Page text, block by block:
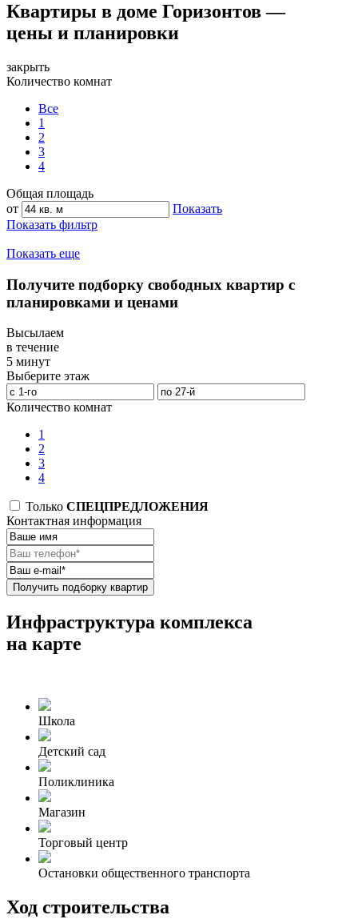
Квартиры в доме Горизонтов —
цены и планировки
закрыть
Количество комнат
Все
1
2
3
4
Общая площадь
от
Показать
Показать фильтр
Показать еще
Получите подборку свободных квартир с
планировками и ценами
Высылаем
в течение
5 минут
Выберите этаж
Количество комнат
1
2
3
4
Только СПЕЦПРЕДЛОЖЕНИЯ
Контактная информация
Получить подборку квартир
Инфраструктура комплекса
на карте
Школа
Детский сад
Поликлиника
Магазин
Торговый центр
Остановки общественного транспорта
Ход строительства